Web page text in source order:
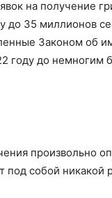
на получение
до 35 миллионов
Законом об
году до
произвольно
под собой никакой